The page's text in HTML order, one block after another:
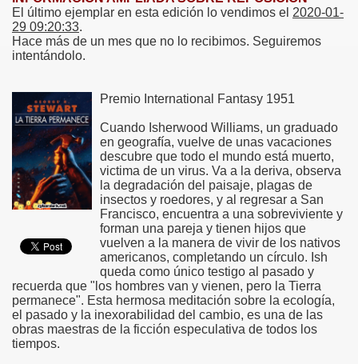
El último ejemplar en esta edición lo vendimos el 2020-01-
29 09:20:33.
Hace más de un mes que no lo recibimos. Seguiremos
intentándolo.
Premio International Fantasy 1951
Cuando Isherwood Williams, un graduado
en geografía, vuelve de unas vacaciones
descubre que todo el mundo está muerto,
victima de un virus. Va a la deriva, observa
la degradación del paisaje, plagas de
insectos y roedores, y al regresar a San
Francisco, encuentra a una sobreviviente y
forman una pareja y tienen hijos que
vuelven a la manera de vivir de los nativos
americanos, completando un círculo. Ish
queda como único testigo al pasado y
recuerda que "los hombres van y vienen, pero la Tierra
permanece". Esta hermosa meditación sobre la ecología,
el pasado y la inexorabilidad del cambio, es una de las
obras maestras de la ficción especulativa de todos los
tiempos.